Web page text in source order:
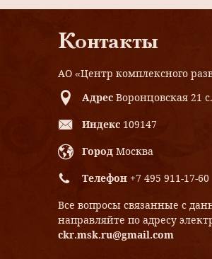
Контакты
АО «Центр комплексного
Адрес Воронцовская 21
Индекс 109147
Город Москва
Телефон +7 495 911-17-60
Все вопросы связанные с
направляйте по адресу
ckr.msk.ru@gmail.com